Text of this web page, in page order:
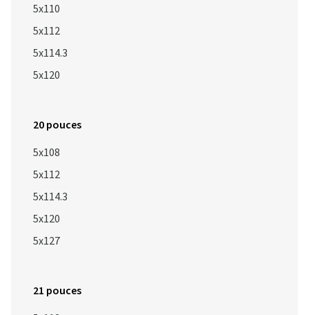
5x110
5x112
5x114.3
5x120
20 pouces
5x108
5x112
5x114.3
5x120
5x127
21 pouces